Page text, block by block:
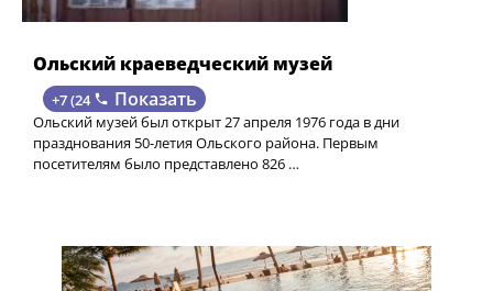
Ольский краеведческий музей
+7 (24 Показать
Ольский музей был открыт 27 апреля 1976 года в дни
празднования 50-летия Ольского района. Первым
посетителям было представлено 826 …